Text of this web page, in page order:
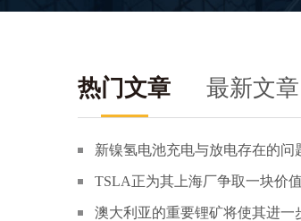
热门文章 最新文章
新镍氢电池充电与放电存在的问
TSLA正为其上海厂争取一块价
澳大利亚的重要锂矿将使其进一